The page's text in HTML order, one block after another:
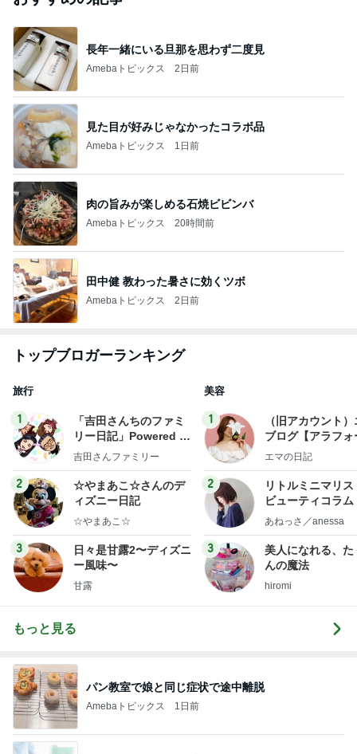
長年一緒にいる旦那を思わず二度見
Amebaトピックス 2日前
見た目が好みじゃなかったコラボ品
Amebaトピックス 1日前
肉の旨みが楽しめる石焼ビビンバ
Amebaトピックス 20時間前
田中健 教わった暑さに効くツボ
Amebaトピックス 2日前
トップブロガーランキング
旅行
1
「吉田さんちのファミ
リー日記」Powered b
y Ameba 吉田さんファ
ログ
吉田さんファミリー
2
☆やまあこ☆さんのデ
ィズニー日記
☆やまあこ☆
3
日々是甘露2〜ディズニ
ー風味〜
甘露
美容
1
（旧アカウント
ブログ【アラフォ
社売却セカンドラ
エマの日記
2
リトルミニマリス
ビューティコラ
little
あねっさ／anessa
3
美人になれる、た
んの魔法
hiromi
もっと見る
パン教室で娘と同じ症状で途中離脱
Amebaトピックス 1日前